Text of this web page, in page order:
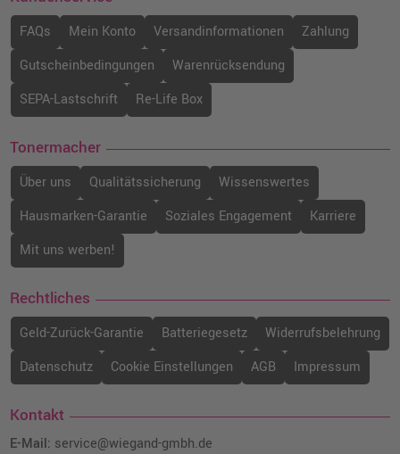
FAQs Mein Konto Versandinformationen
Zahlung
Gutscheinbedingungen
Warenrücksendung
SEPA-Lastschrift
Re-Life Box
Tonermacher
Über uns Qualitätssicherung
Wissenswertes
Hausmarken-Garantie
Soziales Engagement
Karriere
Mit uns werben!
Rechtliches
Geld-Zurück-Garantie Batteriegesetz
Widerrufsbelehrung
Datenschutz
Cookie Einstellungen AGB Impressum
Kontakt
E-Mail: service@wiegand-gmbh.de